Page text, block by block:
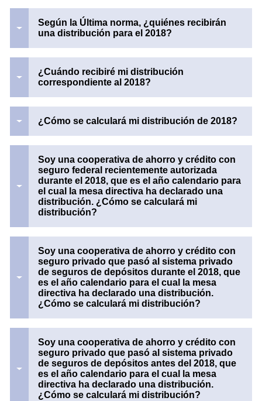
Según la Última norma, ¿quiénes recibirán
una distribución para el 2018?
¿Cuándo recibiré mi distribución
correspondiente al 2018?
¿Cómo se calculará mi distribución de 2018?
Soy una cooperativa de ahorro y crédito con
seguro federal recientemente autorizada
durante el 2018, que es el año calendario para
el cual la mesa directiva ha declarado una
distribución. ¿Cómo se calculará mi
distribución?
Soy una cooperativa de ahorro y crédito con
seguro privado que pasó al sistema privado
de seguros de depósitos durante el 2018, que
es el año calendario para el cual la mesa
directiva ha declarado una distribución.
¿Cómo se calculará mi distribución?
Soy una cooperativa de ahorro y crédito con
seguro privado que pasó al sistema privado
de seguros de depósitos antes del 2018, que
es el año calendario para el cual la mesa
directiva ha declarado una distribución.
¿Cómo se calculará mi distribución?